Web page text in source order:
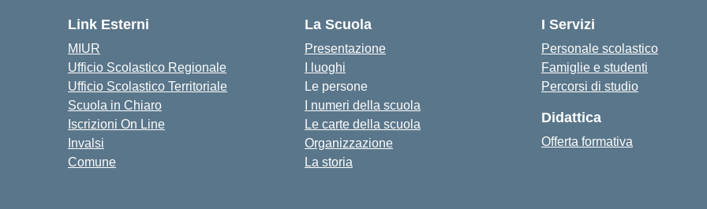
Link Esterni
MIUR
Ufficio Scolastico Regionale
Ufficio Scolastico Territoriale
Scuola in Chiaro
Iscrizioni On Line
Invalsi
Comune
La Scuola
Presentazione
I luoghi
Le persone
I numeri della scuola
Le carte della scuola
Organizzazione
La storia
I Servizi
Personale scolastico
Famiglie e studenti
Percorsi di studio
Didattica
Offerta formativa